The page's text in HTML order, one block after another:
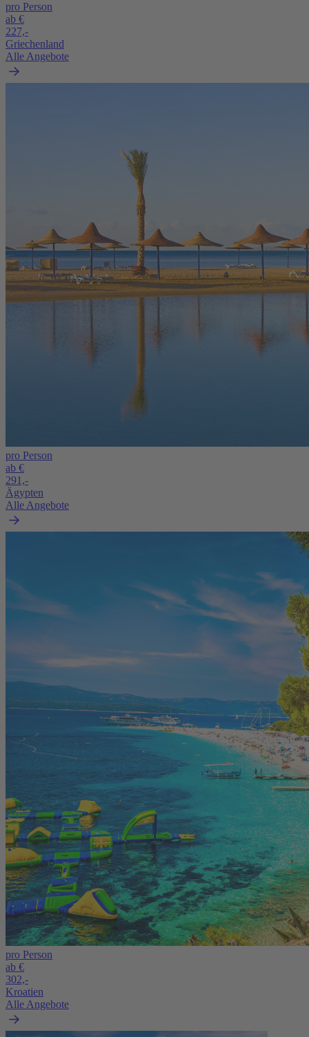
pro Person
ab €
227,-
Griechenland
Alle Angebote
pro Person
ab €
291,-
Ägypten
Alle Angebote
pro Person
ab €
302,-
Kroatien
Alle Angebote